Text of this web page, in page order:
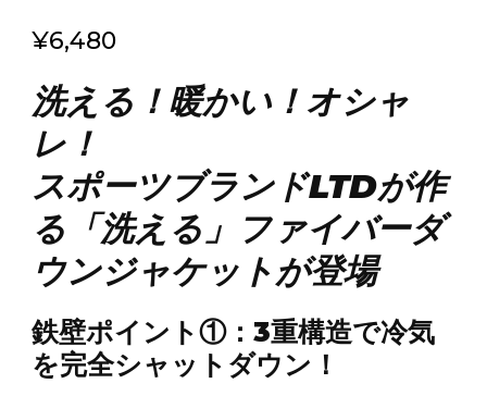
く5段階評
5.00点
¥6,480
洗える！暖かい！オシャ
レ！
スポーツブランドLTDが作
る「洗える」ファイバーダ
ウンジャケットが登場
鉄壁ポイント①：3重構造で冷気
を完全シャットダウン！